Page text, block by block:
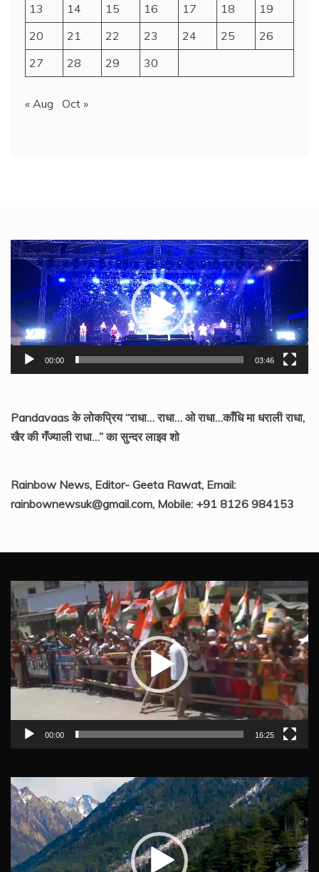
13
14 15 16 17 18
19
20
21 22 23 24 25
26
27
28 29 30
« Aug Oct »
Video
Player
00:00 03:46
Pandavaas के लोकप्रिय “राधा… राधा… ओ राधा…काँधि मा धराली राधा,
खैर की गँज्याली राधा…” का सुन्दर लाइव शो
Rainbow News, Editor- Geeta Rawat, Email:
rainbownewsuk@gmail.com, Mobile: +91 8126 984153
Video
Player
00:00 16:25
Video
Player